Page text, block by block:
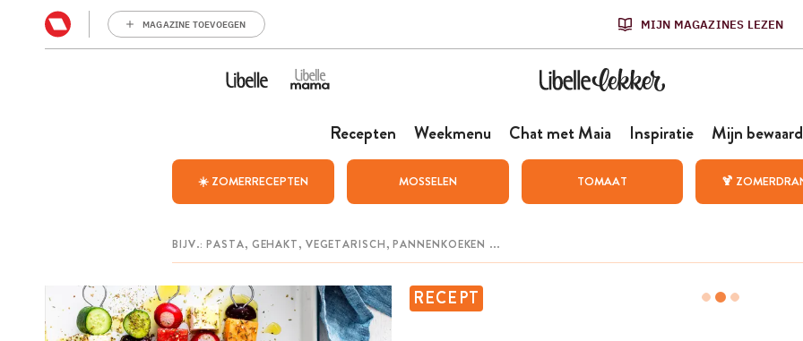
MAGAZINE TOEVOEGEN MIJN MAGAZINES LEZEN
Recepten Weekmenu Chat met Maia Inspiratie Mijn
☀️ ZOMERRECEPTEN MOSSELEN TOMAAT 🍹
RECEPT